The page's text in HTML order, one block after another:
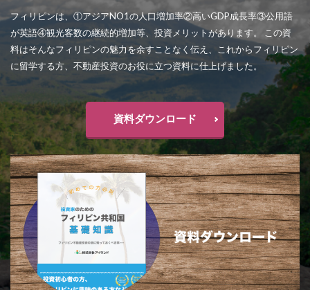
フィリピンは、①アジアNO1の人口増加率②高いGDP成長率③公用語
が英語④観光客数の継続的増加等、投資メリットがあります。 この資
料はそんなフィリピンの魅力を余すことなく伝え、これからフィリピン
に留学する方、不動産投資のお役に立つ資料に仕上げました。
資料ダウンロード